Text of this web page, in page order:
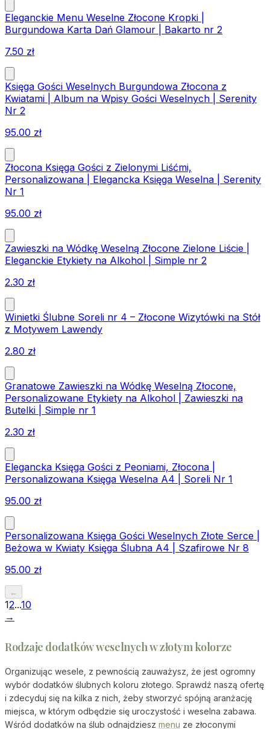
Eleganckie Menu Weselne Złocone Kropki |
Burgundowa Karta Dań Glamour | Bakarto nr 2
7.50 zł
Księga Gości Weselnych Burgundowa Złocona z
Kwiatami | Album na Wpisy Gości Weselnych | Serenity
Nr 2
95.00 zł
Złocona Księga Gości z Zielonymi Liśćmi,
Personalizowana | Elegancka Księga Weselna | Serenity
Nr 1
95.00 zł
Zawieszki na Wódkę Weselną Złocone Zielone Liście |
Eleganckie Etykiety na Alkohol | Simple nr 2
2.30 zł
Winietki Ślubne Soreli nr 4 – Złocone Wizytówki na Stół
z Motywem Lawendy
2.80 zł
Granatowe Zawieszki na Wódkę Weselną Złocone,
Personalizowane Etykiety na Alkohol | Zawieszki na
Butelki | Simple nr 1
2.30 zł
Elegancka Księga Gości z Peoniami, Złocona |
Personalizowana Księga Weselna A4 | Soreli Nr 1
95.00 zł
Personalizowana Księga Gości Weselnych Złote Serce |
Beżowa w Kwiaty Księga Ślubna A4 | Szafirowe Nr 8
95.00 zł
←
12...10
→
Rodzaje dodatków weselnych w złotym kolorze
Organizując wesele, z pewnością zauważysz, że jest ogromny
wybór dodatków ślubnych koloru złotego. Sprawdź naszą ofertę
i zdecyduj się na kilka z nich, żeby stworzyć spójną aranżację
miejsca, w którym odbędzie się uroczystość i weselna zabawa.
Wśród dodatków na ślub odnajdziesz menu ze złoconymi